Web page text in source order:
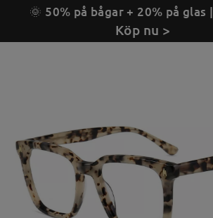
🌞 50% på bågar + 20% på glas |
Köp nu >